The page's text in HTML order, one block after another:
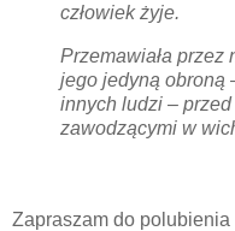
człowiek żyje.
Przemawiała przez
jego jedyną obroną
innych ludzi –
zawodzącymi w
Zapraszam do polubienia